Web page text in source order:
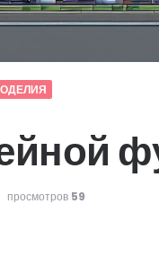
просмотров 59